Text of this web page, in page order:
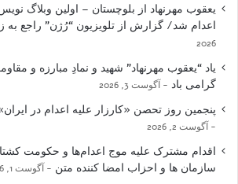
یعقوب مهرنهاد از بلوچستان – اولین وبلاگ
اعدام شد/ گزارش از تلویزیون “رُژن” راجع به
2026
یاد “یعقوب مهرنهاد” شهید و نمادِ مبارزه و
گرامی باد
آگوست 3, 2026
پنجمین روز تحصن «کارزار علیه اعدام در
آگوست 2, 2026
اقدام مشترک علیه موج اعدام‌ها و حکومت
سازمان ها و احزاب امضا کننده متن
آگوست 1, 2026